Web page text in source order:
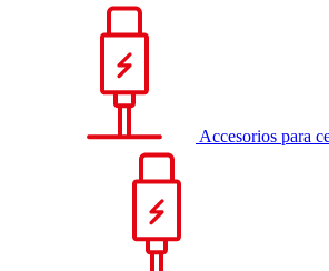
Accesorios para